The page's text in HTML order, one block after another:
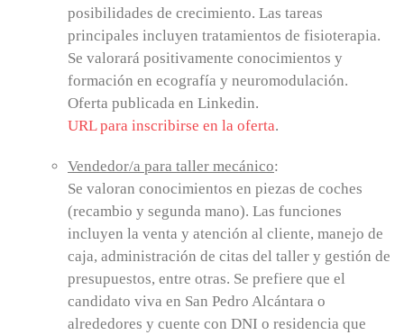
posibilidades de crecimiento. Las tareas
principales incluyen tratamientos de fisioterapia.
Se valorará positivamente conocimientos y
formación en ecografía y neuromodulación.
Oferta publicada en Linkedin.
URL para inscribirse en la oferta.
Vendedor/a para taller mecánico:
Se valoran conocimientos en piezas de coches
(recambio y segunda mano). Las funciones
incluyen la venta y atención al cliente, manejo de
caja, administración de citas del taller y gestión de
presupuestos, entre otras. Se prefiere que el
candidato viva en San Pedro Alcántara o
alrededores y cuente con DNI o residencia que